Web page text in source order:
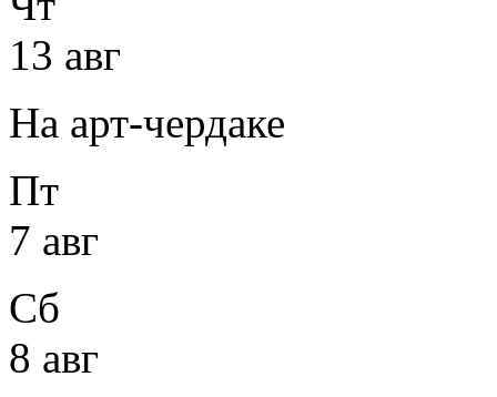
13 авг
На арт-чердаке
Пт
7 авг
Сб
8 авг